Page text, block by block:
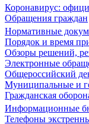
Коронавирус:
Обращения граждан
Нормативные
Порядок и время
Обзоры решений,
Электронные
Общероссийский
Муниципальные и
Гражданская
Информационные
Телефоны